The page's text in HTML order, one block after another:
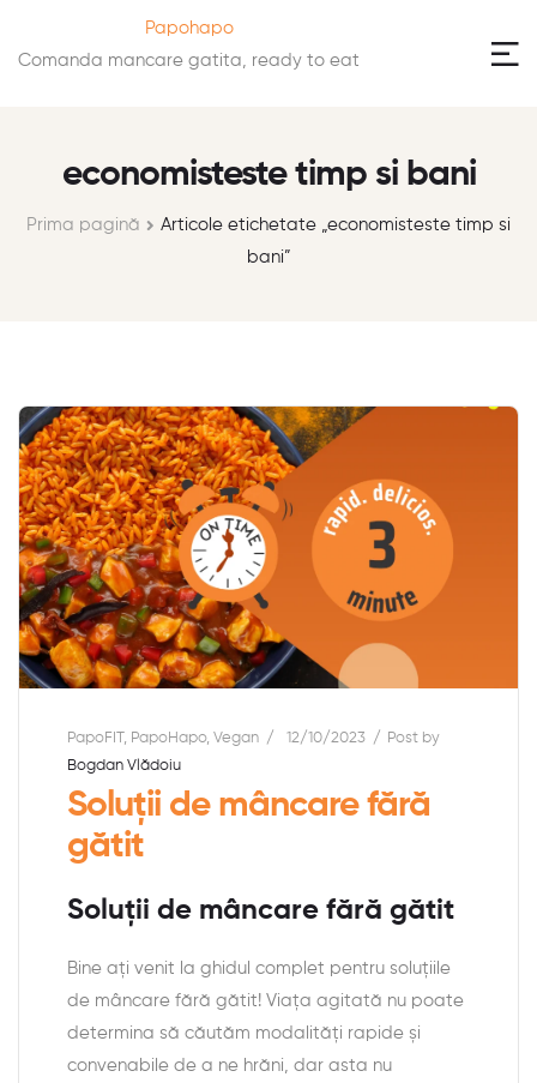
Papohapo
Comanda mancare gatita, ready to eat
economisteste timp si bani
Prima pagină
Articole etichetate „economisteste timp si
bani”
PapoFIT, PapoHapo, Vegan 12/10/2023
Post by
Bogdan Vlădoiu
Soluții de mâncare fără
gătit
Soluții de mâncare fără gătit
Bine ați venit la ghidul complet pentru soluțiile
de mâncare fără gătit! Viața agitată nu poate
determina să căutăm modalități rapide și
convenabile de a ne hrăni, dar asta nu